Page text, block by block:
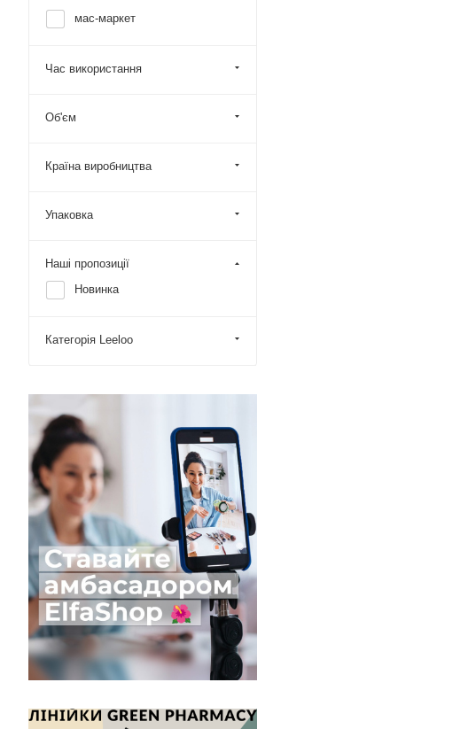
мас-маркет
Час використання
Об'єм
Країна виробництва
Упаковка
Наші пропозиції
Новинка
Категорія Leeloo